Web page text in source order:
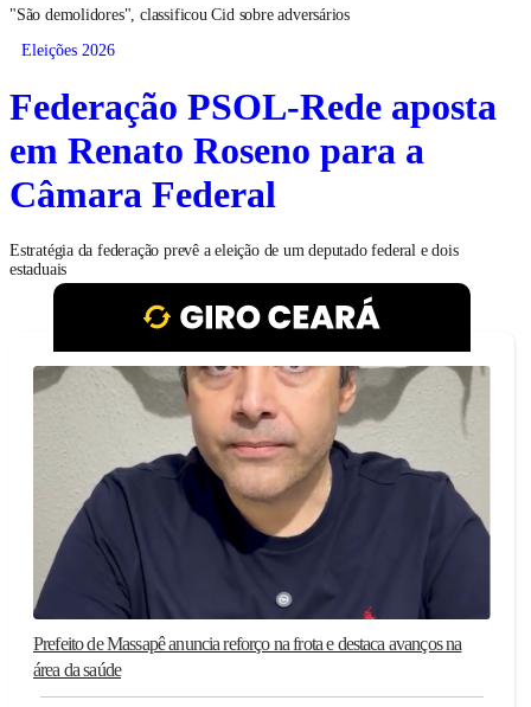
"São demolidores", classificou Cid sobre adversários
Eleições 2026
Federação PSOL-Rede aposta
em Renato Roseno para a
Câmara Federal
Estratégia da federação prevê a eleição de um deputado federal e dois
estaduais
Prefeito de Massapê anuncia reforço na frota e destaca avanços na
área da saúde